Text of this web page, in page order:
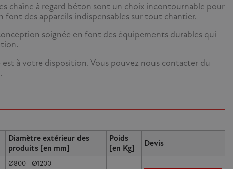
chaîne à regard béton sont un choix incontournable pour
des appareils indispensables sur tout chantier.
soignée en font des équipements durables qui
à votre disposition. Vous pouvez nous contacter du
.
Diamètre extérieur des
produits [en mm]
Poids
[en Kg]
Devis
Ø800 - Ø1200